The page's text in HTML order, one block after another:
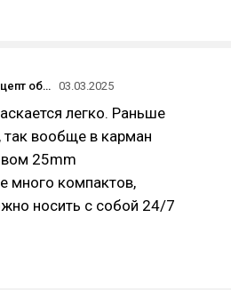
Xiaomi показала концепт объектива, который крепится к задней части смартфона 03.03.2025
легко. Раньше
вообще в карман
25mm
много компактов,
носить с собой 24/7